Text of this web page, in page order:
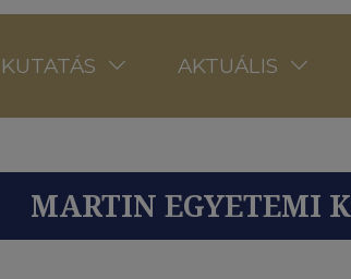
KUTATÁS AKTUÁLIS
MARTIN EGYETEMI